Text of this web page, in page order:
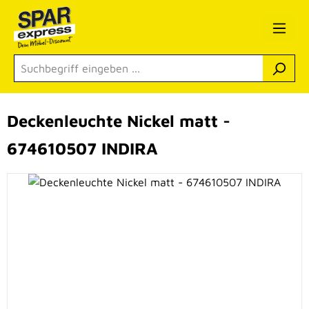
Zum Hauptinhalt springen
Bildergalerie überspringen
Deckenleuchte Nickel matt -
674610507 INDIRA